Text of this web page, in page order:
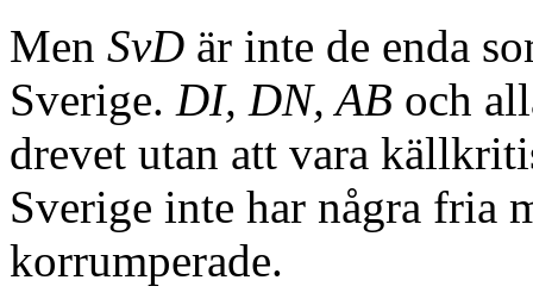
Men SvD är inte de enda
Sverige. DI, DN, AB och
drevet utan att vara
Sverige inte har några fria
korrumperade.